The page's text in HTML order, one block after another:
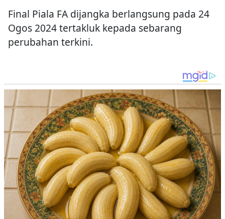
Final Piala FA dijangka berlangsung pada 24
Ogos 2024 tertakluk kepada sebarang
perubahan terkini.